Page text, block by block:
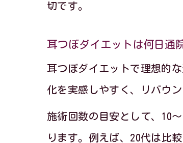
切です。
耳つぼダイエットは何日通
耳つぼダイエットで理想的
化を実感しやすく、リバウ
施術回数の目安として、10
ります。例えば、20代は比